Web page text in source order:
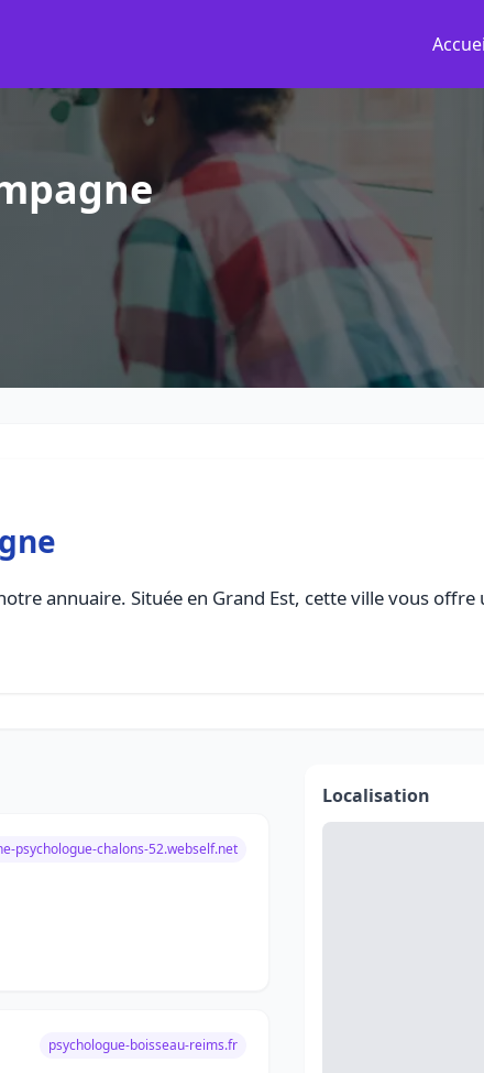
annuaire. Située en Grand Est, cette ville vous offre
psychologue-chalons-52.webself.net
psychologue-boisseau-reims.fr
Localisation